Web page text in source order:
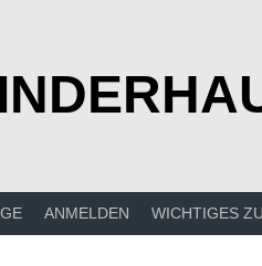
ANMELDEN WICHTIGES